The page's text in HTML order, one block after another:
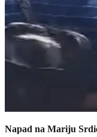
Napad na Mariju